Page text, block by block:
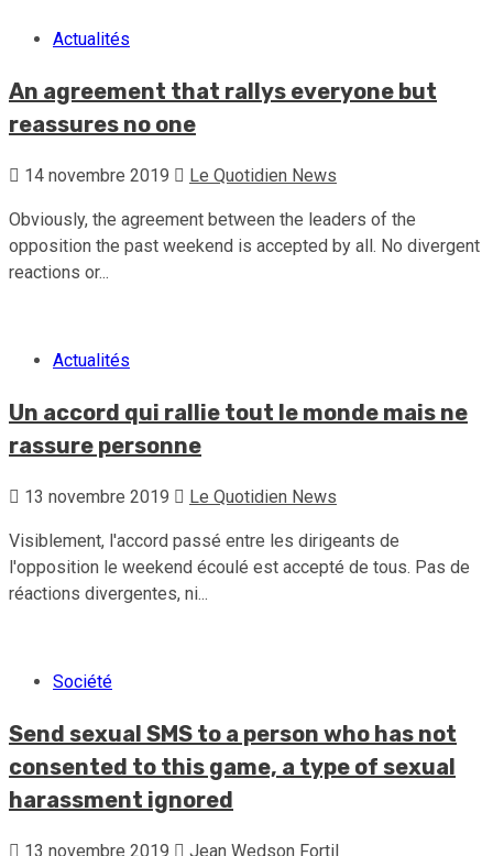
Actualités
An agreement that rallys everyone but
reassures no one
14 novembre 2019 Le Quotidien News
Obviously, the agreement between the leaders of the
opposition the past weekend is accepted by all. No divergent
reactions or...
Actualités
Un accord qui rallie tout le monde mais ne
rassure personne
13 novembre 2019 Le Quotidien News
Visiblement, l'accord passé entre les dirigeants de
l'opposition le weekend écoulé est accepté de tous. Pas de
réactions divergentes, ni...
Société
Send sexual SMS to a person who has not
consented to this game, a type of sexual
harassment ignored
13 novembre 2019 Jean Wedson Fortil